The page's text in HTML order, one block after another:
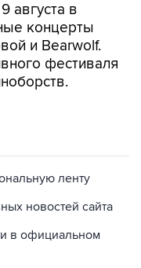
августа в
концерты
и Bearwolf.
фестиваля
ленту
новостей сайта
в официальном